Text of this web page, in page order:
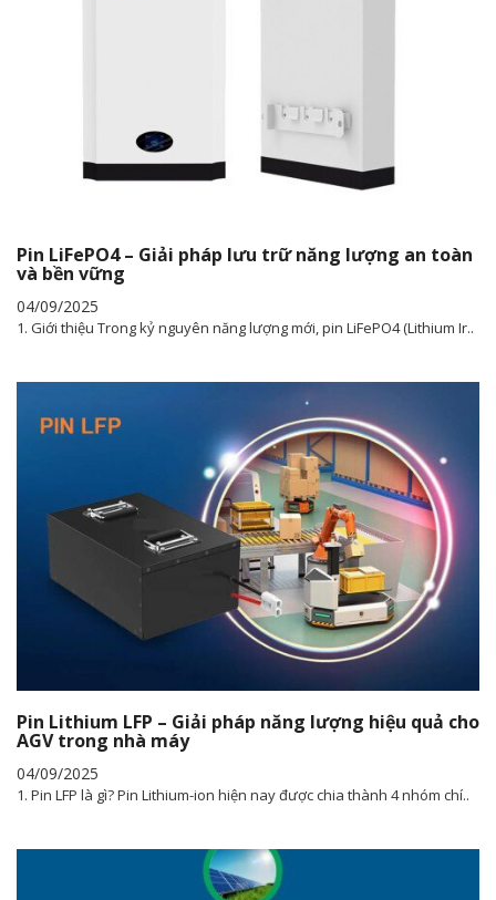
Pin LiFePO4 – Giải pháp lưu trữ năng lượng an toàn
và bền vững
04/09/2025
1. Giới thiệu Trong kỷ nguyên năng lượng mới, pin LiFePO4 (Lithium Ir..
Pin Lithium LFP – Giải pháp năng lượng hiệu quả cho
AGV trong nhà máy
04/09/2025
1. Pin LFP là gì? Pin Lithium-ion hiện nay được chia thành 4 nhóm chí..